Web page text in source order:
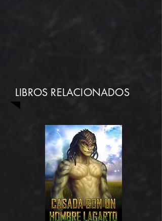
LIBROS RELACIONADOS